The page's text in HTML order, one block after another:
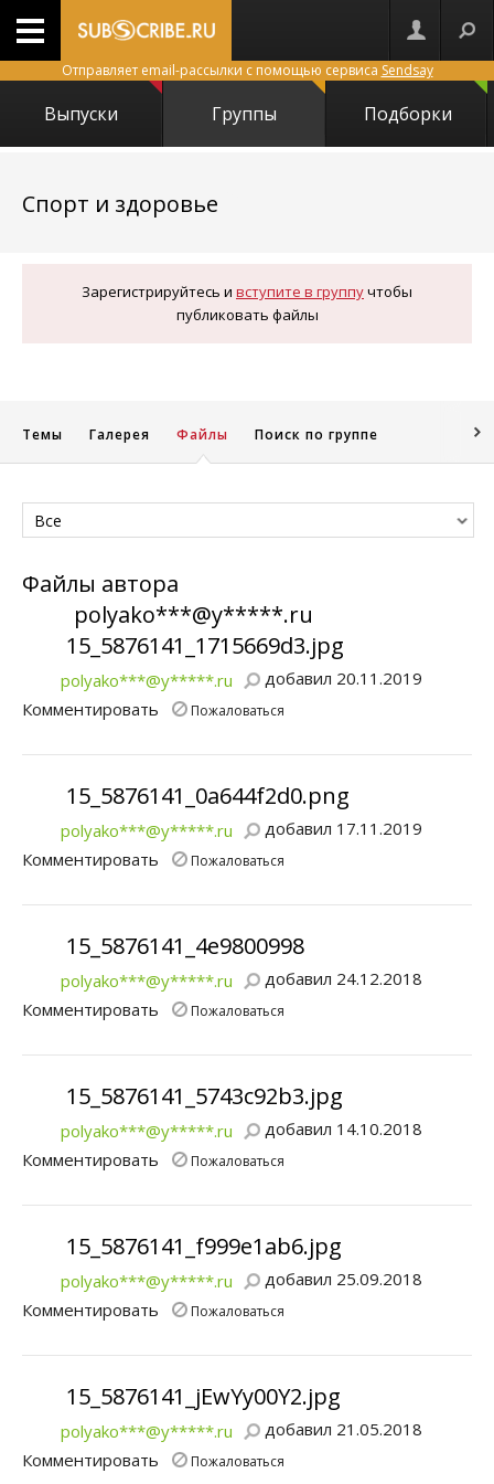
Отправляет email-рассылки с помощью сервиса Sendsay
Выпуски Группы Подборки
Спорт и здоровье
Зарегистрируйтесь и вступите в группучтобы
публиковать файлы
Темы Галерея Файлы Поиск по группе
Все
Файлы автора
polyako***@y*****.ru
15_5876141_1715669d3.jpg
polyako***@y*****.ru
добавил 20.11.2019
Комментировать
Пожаловаться
15_5876141_0a644f2d0.png
polyako***@y*****.ru
добавил 17.11.2019
Комментировать
Пожаловаться
15_5876141_4e9800998
polyako***@y*****.ru
добавил 24.12.2018
Комментировать
Пожаловаться
15_5876141_5743c92b3.jpg
polyako***@y*****.ru
добавил 14.10.2018
Комментировать
Пожаловаться
15_5876141_f999e1ab6.jpg
polyako***@y*****.ru
добавил 25.09.2018
Комментировать
Пожаловаться
15_5876141_jEwYy00Y2.jpg
polyako***@y*****.ru
добавил 21.05.2018
Комментировать
Пожаловаться